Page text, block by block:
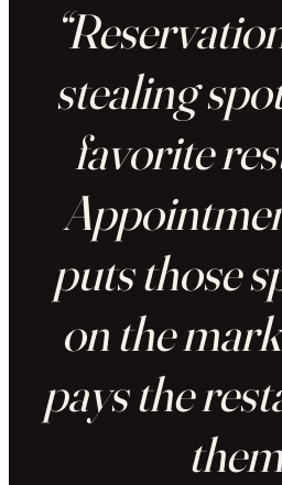
stealing
favorite
puts those
on the
pays the